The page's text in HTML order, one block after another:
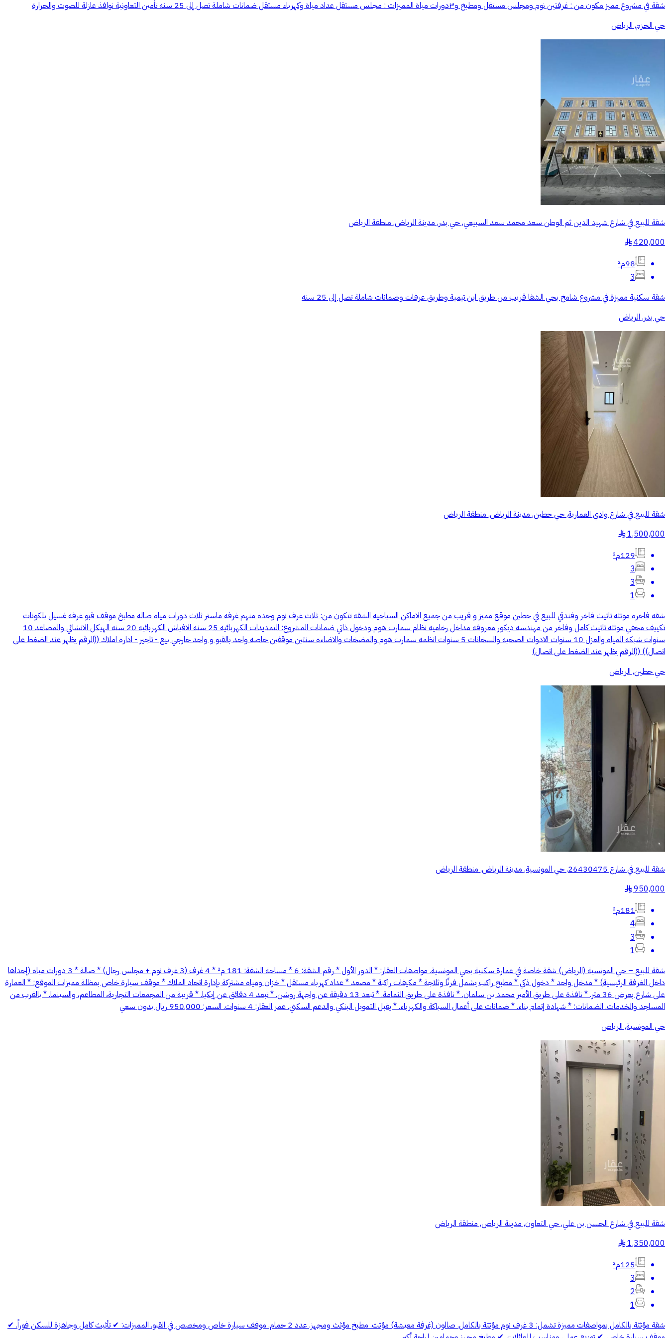
شقة في مشروع مميز مكون من : غرفتين نوم ومجلس مستقل ومطبخ و٣دورات مياة المميزات : مجلس مستقل عداد مياة وكهرباء مستقل ضمانات شاملة تصل إلى 25 سنه تأمين التعاونية نوافذ عازلة للصوت والحرارة
حي الحزم, الرياض
شقة للبيع في شارع شهيد الدين ثم الوطن سعد محمد سعد السبيعي, حي بدر, مدينة الرياض, منطقة الرياض
420,000
§
98م²
3
شقة سكنية مميزة في مشروع شامخ بحي الشفا قريب من طريق ابن تيمية وطريق عرفات وضمانات شاملة تصل إلى 25 سنه
حي بدر, الرياض
شقة للبيع في شارع وادي العمارية, حي حطين, مدينة الرياض, منطقة الرياض
1,500,000
§
129م²
3
3
1
شقه فاخره موثثه تاثيث فاخر وفندقي للبيع في حطين موقع مميز و قريب من جميع الاماكن السياحيه الشقه تتكون من: ثلاث غرف نوم وحده منهم غرفه ماستر ثلاث دورات مياه صاله مطبخ موقف قبو غرفه غسيل بلكونات
تكييف مخفي موثثه تاثيث كامل وفاخر من مهندسه ديكور معروفه مداخل رخاميه نظام سمارت هوم ودخول ذاتي ضمانات المشروع: التمديدات الكهربائيه 25 سنه الافياش الكهربائيه 20 سنه الهيكل الانشائي والمصاعد 10
سنوات شبكه المياه والعزل 10 سنوات الادوات الصحيه والسخانات 5 سنوات انظمه سمارت هوم والمضخات والاضاءه سنتين موقفين خاصه واحد بالقبو و واحد خارجي بيع - تاجير - اداره املاك ((الرقم يظهر عند الضغط على
اتصال)) ((الرقم يظهر عند الضغط على اتصال)
حي حطين, الرياض
شقة للبيع في شارع 26430475, حي المونسية, مدينة الرياض, منطقة الرياض
950,000
§
181م²
4
3
1
شقة للبيع – حي المونسية (الرياض) شقة خاصة في عمارة سكنية بحي المونسية. مواصفات العقار: * الدور الأول * رقم الشقة: 6 * مساحة الشقة: 181 م² * 4 غرف (3 غرف نوم + مجلس رجال) * صالة * 3 دورات مياه (إحداها
داخل الغرفة الرئيسية) * مدخل واحد * دخول ذكي * مطبخ راكب يشمل فرنًا وثلاجة * مكيفات راكبة * مصعد * عداد كهرباء مستقل * خزان ومياه مشتركة بإدارة اتحاد الملاك * موقف سيارة خاص بمظلة مميزات الموقع: * العمارة
على شارع بعرض 36 متر. * نافذة على طريق الأمير محمد بن سلمان. * نافذة على طريق الثمامة. * تبعد 13 دقيقة عن واجهة روشن. * تبعد 4 دقائق عن إيكيا. * قريبة من المجمعات التجارية، المطاعم، والسينما. * بالقرب من
المساجد والخدمات. الضمانات: * شهادة إتمام بناء. * ضمانات على أعمال السباكة والكهرباء. * يقبل التمويل البنكي والدعم السكني. عمر العقار: 4 سنوات. السعر: 950,000 ريال بدون سعي
حي المونسية, الرياض
شقة للبيع في شارع الحسن بن علي, حي التعاون, مدينة الرياض, منطقة الرياض
1,350,000
§
125م²
3
2
1
شقة مؤثثة بالكامل بمواصفات مميزة تشمل: 3 غرف نوم مؤثثة بالكامل. صالون (غرفة معيشة) مؤثث. مطبخ مؤثث ومجهز. عدد 2 حمام. موقف سيارة خاص ومخصص في القبو. المميزات: ✔ تأثيث كامل وجاهزة للسكن فوراً. ✔